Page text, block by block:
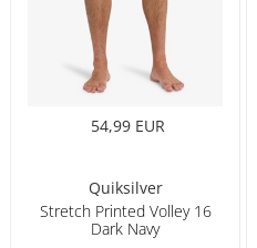
54,99 EUR
Quiksilver
Stretch Printed Volley 16
Dark Navy